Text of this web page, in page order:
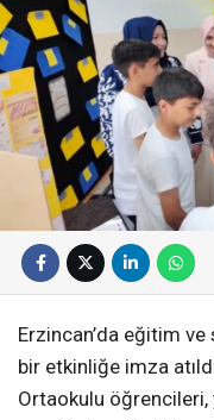
Erzincan’da eğitim
bir etkinliğe imza
Ortaokulu öğrencileri,